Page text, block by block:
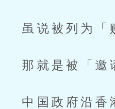
虽说被列为「
那就是被「邀
中国政府沿香